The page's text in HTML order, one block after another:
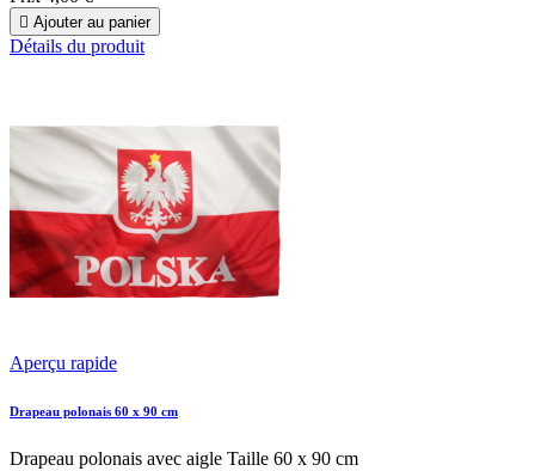
 Ajouter au panier
Détails du produit
Aperçu rapide
Drapeau polonais 60 x 90 cm
Drapeau polonais avec aigle Taille 60 x 90 cm